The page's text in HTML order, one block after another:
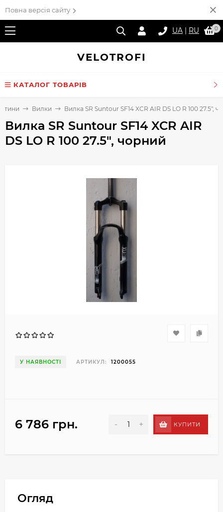
Повна версія сайту
UA | RU 0
VELOTROFI
КАТАЛОГ ТОВАРІВ
Вилки Вилка SR Suntour SF14 XCR AIR DS LO R 100 27.5",
Вилка SR Suntour SF14 XCR AIR
DS LO R 100 27.5", чорний
У НАЯВНОСТІ АРТИКУЛ: 1200055
6 786 грн. - + КУПИТИ
Огляд